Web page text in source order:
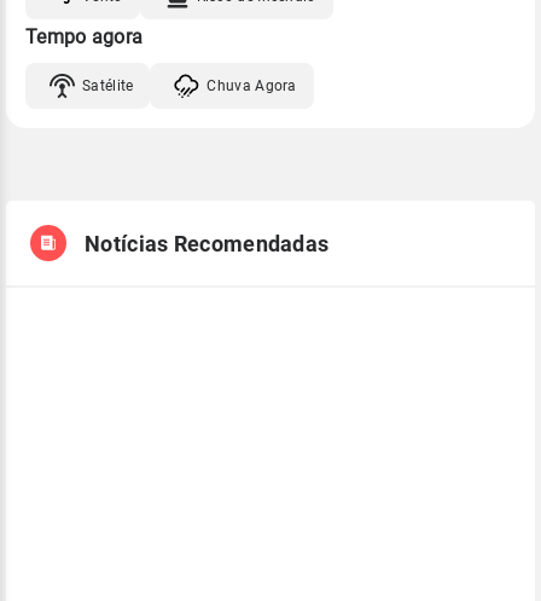
Tempo agora
Satélite Chuva Agora
Notícias Recomendadas